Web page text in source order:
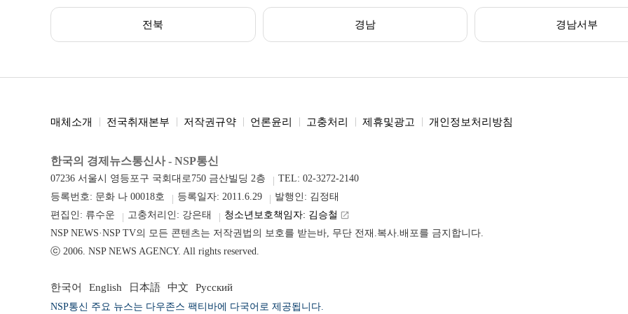
전북 경남 경남서부
매체소개 전국취재본부 저작권규약 언론윤리 고충처리 제휴및광고 개인정보처리방침
한국의 경제뉴스통신사 - NSP통신
07236 서울시 영등포구 국회대로750 금산빌딩 2층
TEL: 02-3272-2140
등록번호: 문화 나 00018호
등록일자: 2011.6.29
발행인: 김정태
편집인: 류수운
고충처리인: 강은태 청소년보호책임자: 김승철 launch
NSP NEWS·NSP TV의 모든 콘텐츠는 저작권법의 보호를 받는바, 무단 전재.복사.배포를 금지합니다.
ⓒ 2006. NSP NEWS AGENCY. All rights reserved.
한국어 English 日本語 中文 Русский
NSP통신 주요 뉴스는 다우존스 팩티바에 다국어로 제공됩니다.